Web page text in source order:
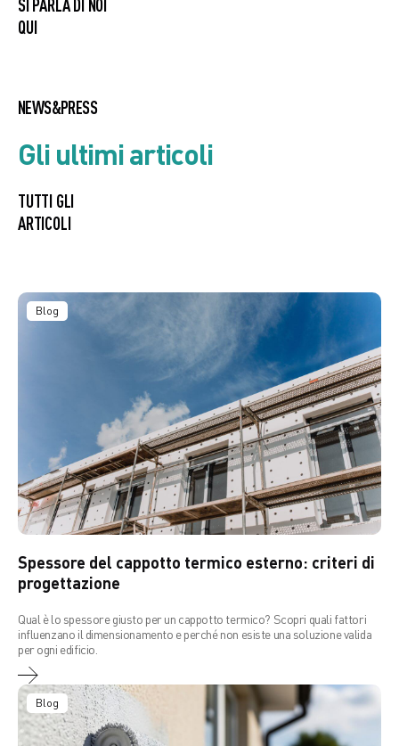
SI PARLA DI NOI
QUI
NEWS&PRESS
Gli ultimi articoli
TUTTI GLI
ARTICOLI
Blog
Spessore del cappotto termico esterno: criteri di
progettazione
Qual è lo spessore giusto per un cappotto termico? Scopri quali fattori
influenzano il dimensionamento e perché non esiste una soluzione valida
per ogni edificio.
Blog